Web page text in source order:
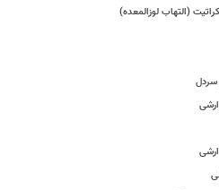
(التهاب لوزالمعده)
سردل